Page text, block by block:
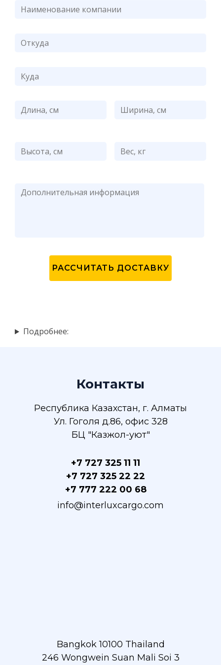
Подробнее:
Контакты
Республика Казахстан, г. Алматы
Ул. Гоголя д.86, офис 328
БЦ "Казжол-уют"
+7 727 325 11 11
+7 727 325 22 22
+7 777 222 00 68
info@interluxcargo.com
Bangkok 10100 Thailand
246 Wongwein Suan Mali Soi 3